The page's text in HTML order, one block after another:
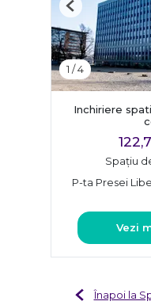
1 /4
Previous
Inchiriere
Spațiu
P-ta Presei
Vezi
Înapoi la